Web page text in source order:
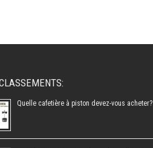
Quelle cafetière à piston devez-vous acheter?